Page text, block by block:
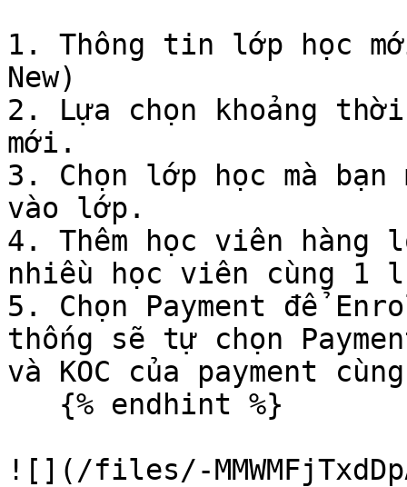
1. Thông tin lớp học
New)
2. Lựa chọn khoảng
mới.
3. Chọn lớp học mà bạn
vào lớp.
4. Thêm học viên hàng
nhiều học viên cùng 1
5. Chọn Payment để
thống sẽ tự chọn
và KOC của payment
![](/files/-